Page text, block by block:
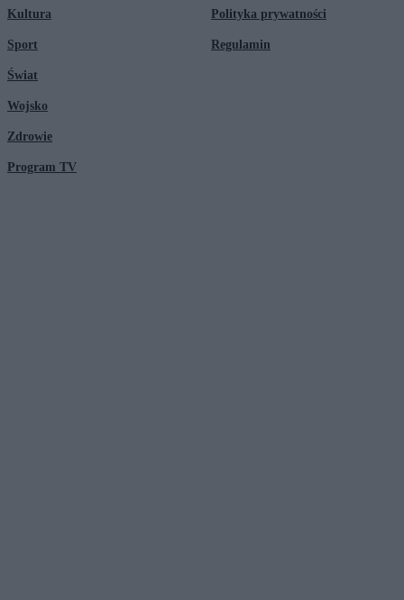
Kultura
Sport
Świat
Wojsko
Zdrowie
Program TV
Polityka prywatności
Regulamin